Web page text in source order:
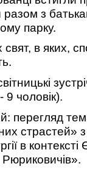
з
парку.
в яких,
9 чоловік).
перегляд
страстей»
в контексті
Рюриковичів».